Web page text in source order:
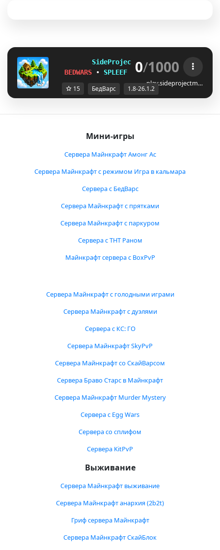
SideProjectMC
1.8–26.1.2
BEDWARS
• SPLEEF PILLARS • SKYWARS
0/1000
play.sideprojectm…
15 БедВарс 1.8-26.1.2
Мини-игры
Сервера Майнкрафт Амонг Ас
Сервера Майнкрафт с режимом Игра в кальмара
Сервера с БедВарс
Сервера Майнкрафт с прятками
Сервера Майнкрафт с паркуром
Сервера с ТНТ Раном
Майнкрафт сервера с BoxPvP
Сервера Майнкрафт с голодными играми
Сервера Майнкрафт с дуэлями
Сервера с КС: ГО
Сервера Майнкрафт SkyPvP
Сервера Майнкрафт со СкайВарсом
Сервера Браво Старс в Майнкрафт
Сервера Майнкрафт Murder Mystery
Сервера с Egg Wars
Сервера со сплифом
Сервера KitPvP
Выживание
Сервера Майнкрафт выживание
Сервера Майнкрафт анархия (2b2t)
Гриф сервера Майнкрафт
Сервера Майнкрафт СкайБлок